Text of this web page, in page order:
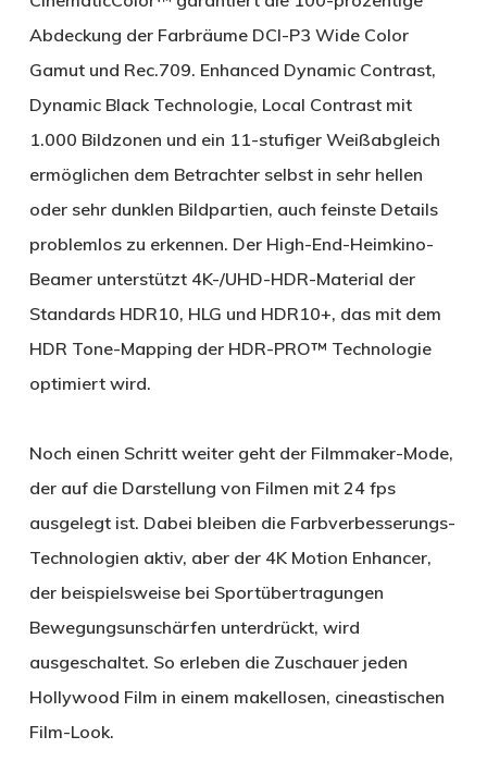
Abdeckung der Farbräume DCI-P3 Wide Color
Gamut und Rec.709. Enhanced Dynamic Contrast,
Dynamic Black Technologie, Local Contrast mit
1.000 Bildzonen und ein 11-stufiger Weißabgleich
ermöglichen dem Betrachter selbst in sehr hellen
oder sehr dunklen Bildpartien, auch feinste Details
problemlos zu erkennen. Der High-End-Heimkino-
Beamer unterstützt 4K-/UHD-HDR-Material der
Standards HDR10, HLG und HDR10+, das mit dem
HDR Tone-Mapping der HDR-PRO™ Technologie
optimiert wird.
Noch einen Schritt weiter geht der Filmmaker-Mode,
der auf die Darstellung von Filmen mit 24 fps
ausgelegt ist. Dabei bleiben die Farbverbesserungs-
Technologien aktiv, aber der 4K Motion Enhancer,
der beispielsweise bei Sportübertragungen
Bewegungsunschärfen unterdrückt, wird
ausgeschaltet. So erleben die Zuschauer jeden
Hollywood Film in einem makellosen, cineastischen
Film-Look.